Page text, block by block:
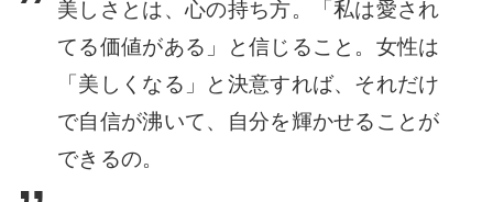
美しさとは、心の持ち方。「私は愛され
てる価値がある」と信じること。女性は
「美しくなる」と決意すれば、それだけ
で自信が沸いて、自分を輝かせることが
できるの。